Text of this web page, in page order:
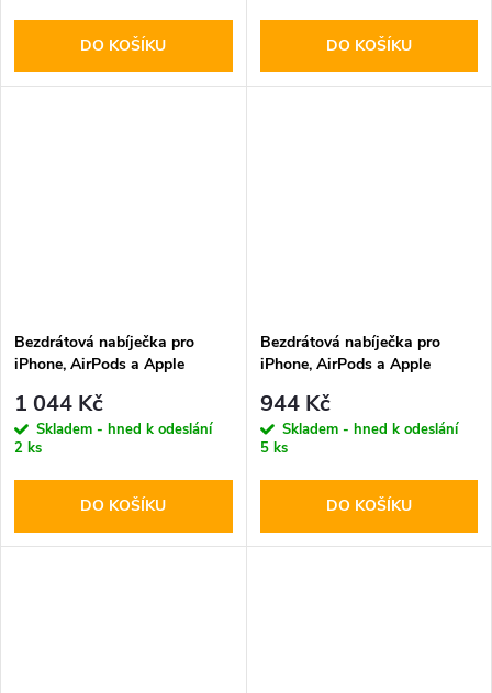
DO KOŠÍKU DO KOŠÍKU
Bezdrátová nabíječka pro
iPhone, AirPods a Apple
A43 MagSafe Black
1 044 Kč
Skladem - hned k odeslání
2 ks
DO KOŠÍKU
Bezdrátová nabíječka pro
iPhone, AirPods a Apple
A42 MagSafe Space Gray
944 Kč
Skladem - hned k odeslání
5 ks
DO KOŠÍKU